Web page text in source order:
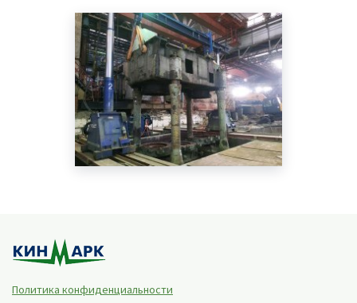
Политика конфиденциальности